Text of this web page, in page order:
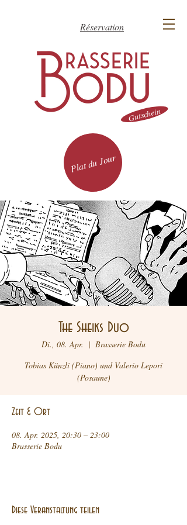
Réservation
Plat du Jour
Gutschein
The Sheiks Duo
Di., 08. Apr.
  |
Brasserie Bodu
Tobias Künzli (Piano) und Valerio Lepori
(Posaune)
Zeit & Ort
08. Apr. 2025, 20:30 – 23:00
Brasserie Bodu
Diese Veranstaltung teilen